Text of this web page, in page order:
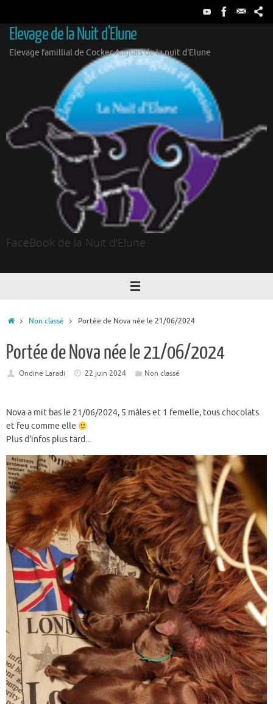
contenu
Elevage de la Nuit d'Elune
Elevage famillial de Cocker Anglais de la nuit d'Elune
FaceBook de la Nuit d'Elune
AccueilNon classé Portée de Nova née le 21/06/2024
Portée de Nova née le 21/06/2024
Ondine Laradi 22 juin 2024 Non classé
Nova a mit bas le 21/06/2024, 5 mâles et 1 femelle, tous chocolats
et feu comme elle
Plus d'infos plus tard...